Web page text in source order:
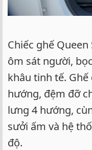
Chiếc ghế
ôm sát người,
khâu tinh tế.
hướng, đệm đỡ
lưng 4 hướng,
sưởi ấm và hệ
độ.